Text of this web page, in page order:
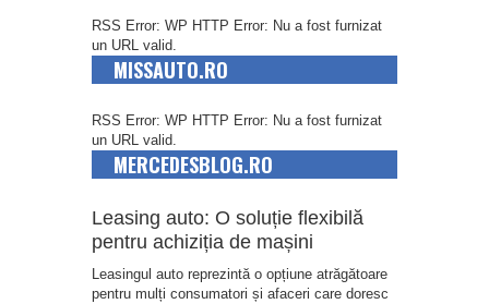
RSS Error: WP HTTP Error: Nu a fost furnizat
un URL valid.
MISSAUTO.RO
RSS Error: WP HTTP Error: Nu a fost furnizat
un URL valid.
MERCEDESBLOG.RO
Leasing auto: O soluție flexibilă
pentru achiziția de mașini
Leasingul auto reprezintă o opțiune atrăgătoare
pentru mulți consumatori și afaceri care doresc